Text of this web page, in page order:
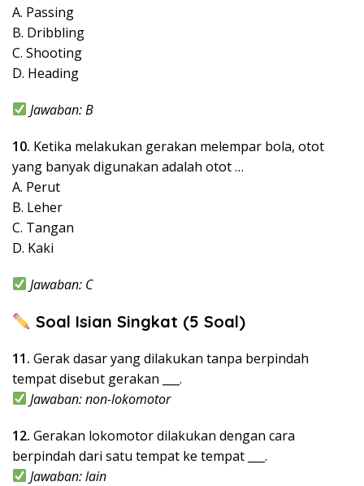
A. Passing
B. Dribbling
C. Shooting
D. Heading
Jawaban: B
10. Ketika melakukan gerakan melempar bola, otot
yang banyak digunakan adalah otot …
A. Perut
B. Leher
C. Tangan
D. Kaki
Jawaban: C
Soal Isian Singkat (5 Soal)
11. Gerak dasar yang dilakukan tanpa berpindah
tempat disebut gerakan ___.
Jawaban: non-lokomotor
12. Gerakan lokomotor dilakukan dengan cara
berpindah dari satu tempat ke tempat ___.
Jawaban: lain